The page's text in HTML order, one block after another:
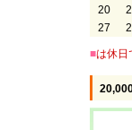
20
27
■は休日